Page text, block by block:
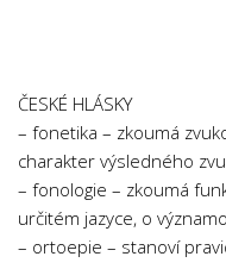
Ekonomie
Fyzika
Informatika
ČESKÉ HLÁSKY
– fonetika – zkoumá
charakter výsledného
– fonologie – zkoumá
určitém jazyce, o
– ortoepie – stanoví